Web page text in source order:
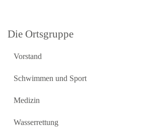
Die Ortsgruppe
Vorstand
Schwimmen und Sport
Medizin
Wasserrettung